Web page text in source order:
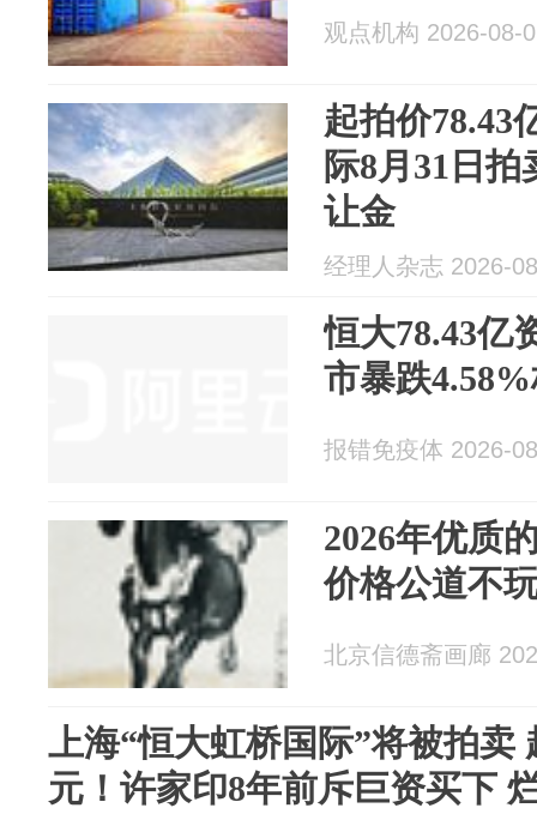
观点机构 2026-08-
起拍价78.43
际8月31日
让金
经理人杂志 2026-
恒大78.43亿
市暴跌
报错免疫体 2026-
2026年优质
价格公道不
北京信德斋画廊
上海“恒大虹桥国际”将被拍卖
元！许家印8年前斥巨资买下